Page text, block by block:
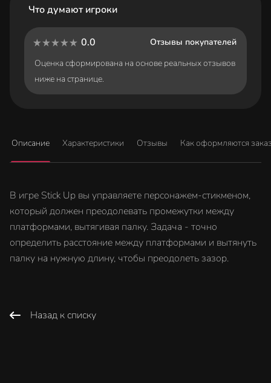
Что думают игроки
0.0
Отзывы покупателей
Оценка сформирована на основе реальных отзывов
ниже на странице.
Описание Характеристики Отзывы Как оформляются
В игре Stick Up вы управляете персонажем-стикменом,
который должен преодолевать промежутки между
платформами, вытягивая палку. Задача - точно
определить расстояние между платформами и вытянуть
палку на нужную длину, чтобы преодолеть зазор.
Назад к списку